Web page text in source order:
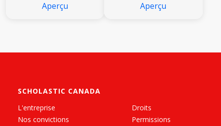
Aperçu Aperçu
SCHOLASTIC CANADA
L'entreprise
Nos convictions
Droits
Permissions